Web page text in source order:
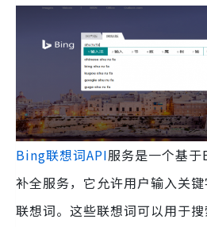
Bing联想词API服务是一个基
补全服务，它允许用户输入关
联想词。这些联想词可以用于